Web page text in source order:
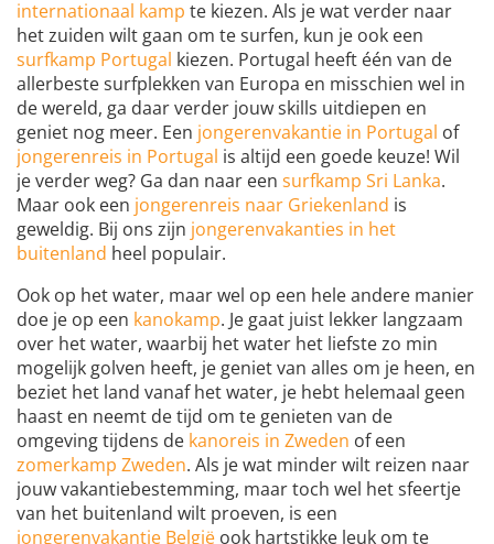
internationaal kamp te kiezen. Als je wat verder naar
het zuiden wilt gaan om te surfen, kun je ook een
surfkamp Portugal kiezen. Portugal heeft één van de
allerbeste surfplekken van Europa en misschien wel in
de wereld, ga daar verder jouw skills uitdiepen en
geniet nog meer. Een jongerenvakantie in Portugal of
jongerenreis in Portugal is altijd een goede keuze! Wil
je verder weg? Ga dan naar een surfkamp Sri Lanka.
Maar ook een jongerenreis naar Griekenland is
geweldig. Bij ons zijn jongerenvakanties in het
buitenland heel populair.
Ook op het water, maar wel op een hele andere manier
doe je op een kanokamp. Je gaat juist lekker langzaam
over het water, waarbij het water het liefste zo min
mogelijk golven heeft, je geniet van alles om je heen, en
beziet het land vanaf het water, je hebt helemaal geen
haast en neemt de tijd om te genieten van de
omgeving tijdens de kanoreis in Zweden of een
zomerkamp Zweden. Als je wat minder wilt reizen naar
jouw vakantiebestemming, maar toch wel het sfeertje
van het buitenland wilt proeven, is een
jongerenvakantie België ook hartstikke leuk om te